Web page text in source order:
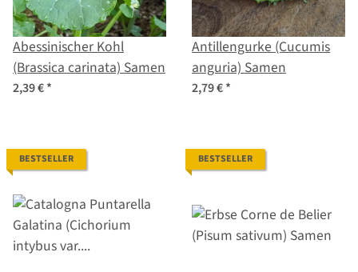
Abessinischer Kohl
(Brassica carinata) Samen
2,39 €*
Antillengurke (Cucumis
anguria) Samen
2,79 €*
BESTSELLER BESTSELLER